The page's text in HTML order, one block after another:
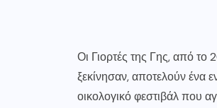
Οι Γιορτές της Γης, από το
ξεκίνησαν, αποτελούν ένα
οικολογικό φεστιβάλ που